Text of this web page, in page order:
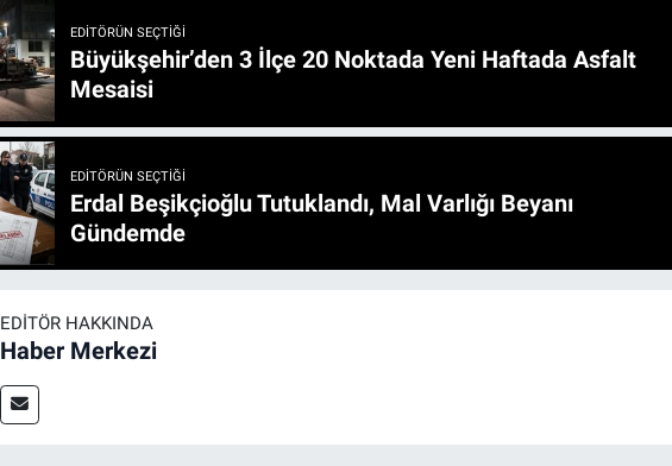
EDITÖRÜN SEÇTIĞI
Büyükşehir’den 3 İlçe 20 Noktada Yeni Haftada Asfalt
Mesaisi
EDITÖRÜN SEÇTIĞI
Erdal Beşikçioğlu Tutuklandı, Mal Varlığı Beyanı
Gündemde
EDITÖR HAKKINDA
Haber Merkezi